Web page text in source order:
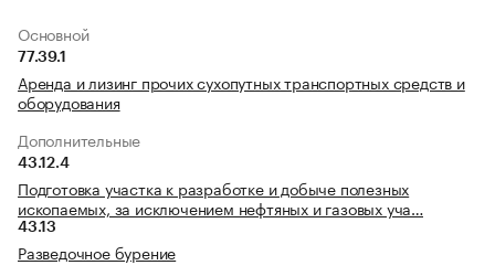
Основной
77.39.1
Аренда и лизинг прочих сухопутных транспортных средств и
оборудования
Дополнительные
43.12.4
Подготовка участка к разработке и добыче полезных
ископаемых, за исключением нефтяных и газовых уча…
43.13
Разведочное бурение